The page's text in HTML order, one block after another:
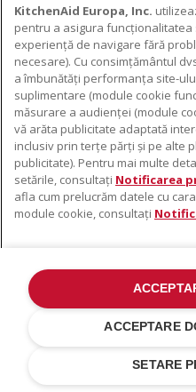
DESPRE KITCHENAID
Despre KitchenAid
Istoria mărcii
ODR
PRODUSELE NOASTRE
Electrocasnice mici
Accesorii pentru produse
SUPORT
De unde cumpărați
Localizator centre de service
Contacte
©2022 Toate drepturile
suport sunt mărci
Notificare Privind
KitchenAid Europa, Inc.
pentru a asigura
experiență de navigare fără
necesare). Cu consimțământul
a îmbunătăți performanța site-
suplimentare (module cookie
măsurare a audienței (module
vă arăta publicitate adaptată
inclusiv prin terțe părți și pe alte
publicitate). Pentru mai multe
setările, consultați Notificarea
afla cum prelucrăm datele cu
module cookie, consultați
SETARE
ACCEPTARE